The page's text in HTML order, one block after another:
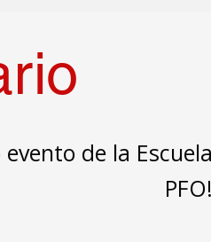
de la
PFO!